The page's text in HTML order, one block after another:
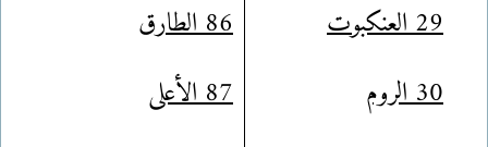
29 العنكبوت
30 الروم
86 الطارق
87 الأعلى